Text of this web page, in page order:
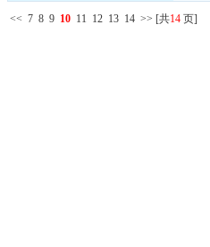
<< 7 8 9 10 11 12 13 14 >> [共14 页]